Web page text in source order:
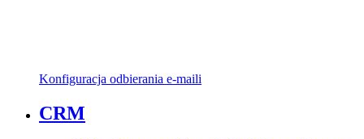
Konfiguracja odbierania e-maili
CRM